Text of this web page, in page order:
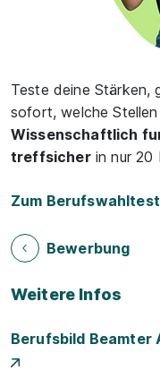
Teste deine Stärken,
sofort, welche
Wissenschaftlich
treffsicherin nur 20
Zum
Bewerbung
Weitere Infos
Berufsbild Beamter